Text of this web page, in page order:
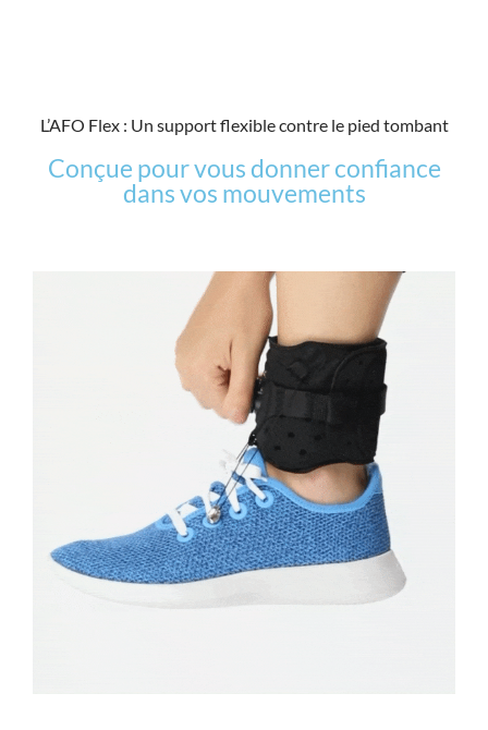
L’AFO Flex : Un support flexible contre le pied tombant
Conçue pour vous donner confiance
dans vos mouvements